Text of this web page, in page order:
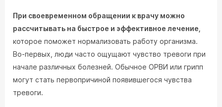
При своевременном обращении к врачу можно
рассчитывать на быстрое и эффективное лечение,
которое поможет нормализовать работу организма.
Во-первых, люди часто ощущают чувство тревоги при
начале различных болезней. Обычное ОРВИ или грипп
могут стать первопричиной появившегося чувства
тревоги.